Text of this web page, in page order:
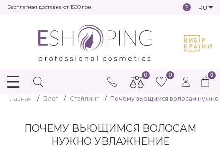
Бесплатная доставка от 1500 грн RU
0
0 0
Главная Блог Стайлинг Почему вьющимся волосам
ПОЧЕМУ ВЬЮЩИМСЯ ВОЛОСАМ
НУЖНО УВЛАЖНЕНИЕ